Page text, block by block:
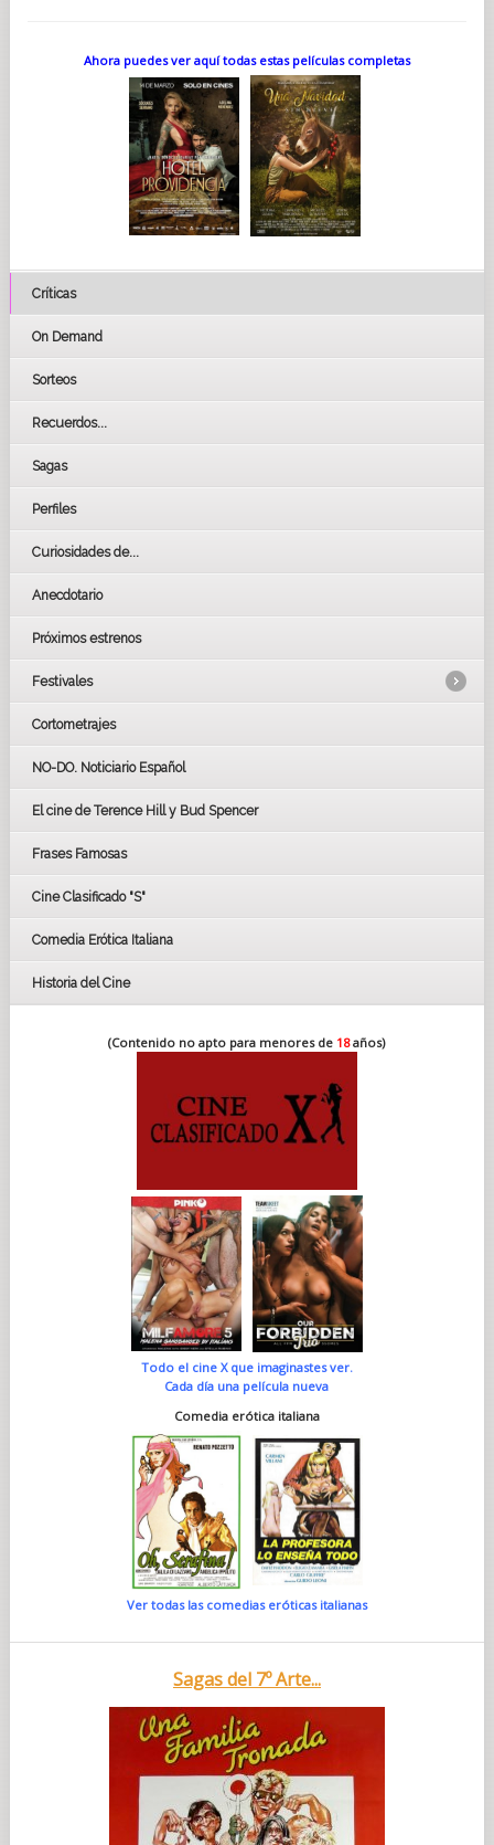
Ahora puedes ver aquí todas estas películas completas
Críticas
On Demand
Sorteos
Recuerdos...
Sagas
Perfiles
Curiosidades de...
Anecdotario
Próximos estrenos
Festivales
LOS OSCARS
GOYAS
BAFTA
Cortometrajes
NO-DO. Noticiario Español
El cine de Terence Hill y Bud Spencer
Frases Famosas
Cine Clasificado "S"
Comedia Erótica Italiana
Historia del Cine
(Contenido no apto para menores de 18años)
Todo el cine X que imaginastes ver.
Cada día una película nueva
Comedia erótica italiana
Ver todas las comedias eróticas italianas
Sagas del 7º Arte...